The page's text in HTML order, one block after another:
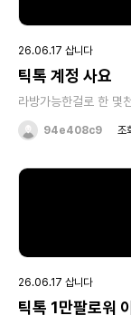
26.06.17 삽니다
틱톡 계정 사요
라방가능한걸로 한 몇
94e408c9 조
26.06.17 삽니다
틱톡 1만팔로워